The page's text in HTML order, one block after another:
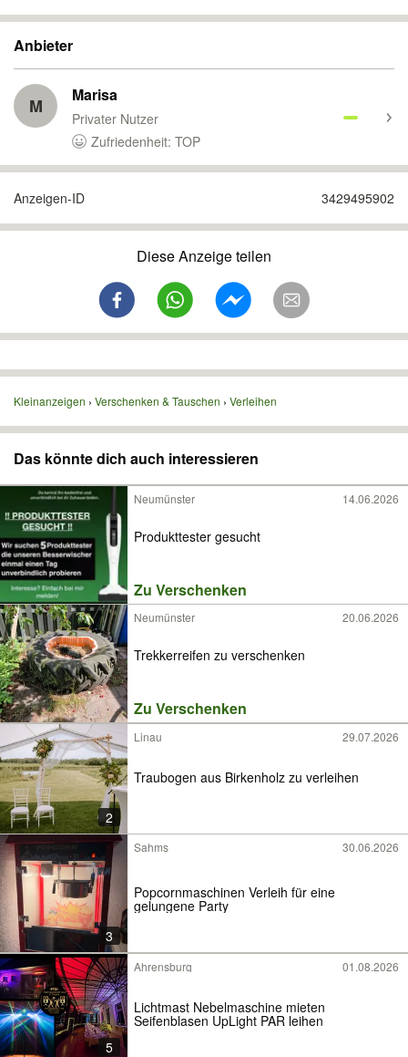
Anbieter
M Marisa
Privater Nutzer
Zufriedenheit: TOP
Anzeigen-ID 3429495902
Diese Anzeige teilen
Kleinanzeigen Verschenken & Tauschen Verleihen
Das könnte dich auch interessieren
Neumünster 14.06.2026
Produkttester gesucht
Zu Verschenken
Neumünster 20.06.2026
Trekkerreifen zu verschenken
Zu Verschenken
2
Linau 29.07.2026
Traubogen aus Birkenholz zu verleihen
3
Sahms 30.06.2026
Popcornmaschinen Verleih für eine
gelungene Party
5
Ahrensburg 01.08.2026
Lichtmast Nebelmaschine mieten
Seifenblasen UpLight PAR leihen